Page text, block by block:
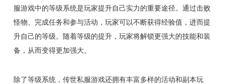
服游戏中的等级系统是玩家提升自己实力的重要途径。通过击败
怪物、完成任务和参与活动，玩家可以不断获得经验值，进而提
升自己的等级。随着等级的提升，玩家将解锁更强大的技能和装
备，从而变得更加强大。
除了等级系统，传世私服游戏还拥有丰富多样的活动和副本玩